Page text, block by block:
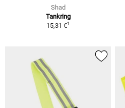
Shad
Tankring
15,31 €1